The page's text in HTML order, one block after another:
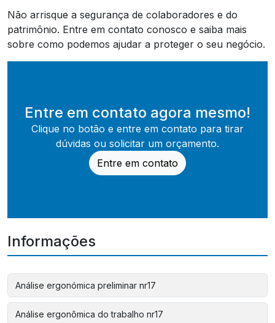
Não arrisque a segurança de colaboradores e do
patrimônio. Entre em contato conosco e saiba mais
sobre como podemos ajudar a proteger o seu negócio.
Entre em contato agora mesmo!
Clique no botão e entre em contato para tirar
dúvidas ou solicitar um orçamento.
Entre em contato
Informações
Análise ergonómica preliminar nr17
Análise ergonômica do trabalho nr17